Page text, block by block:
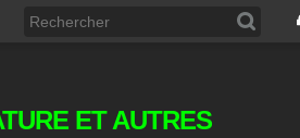
ET AUTRES